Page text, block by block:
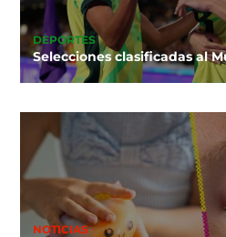
DEPORTES
Selecciones clasificadas al
NOTICIAS